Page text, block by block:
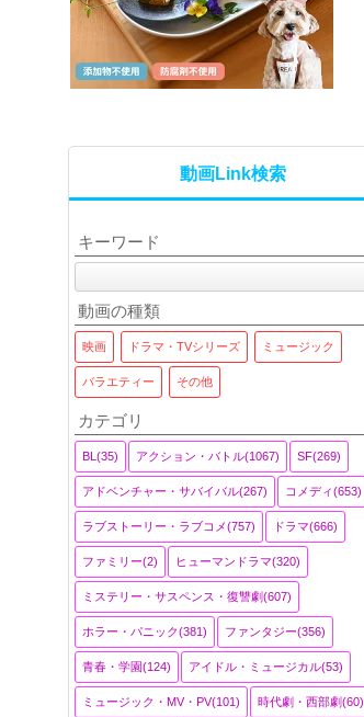
動画Link検索
キーワード
動画の種類
映画 ドラマ・TVシリーズ ミュージック
バラエティー その他
カテゴリ
BL(35) アクション・バトル(1067) SF(269)
アドベンチャー・サバイバル(267) コメディ(653)
ラブストーリー・ラブコメ(757) ドラマ(666)
ファミリー(2) ヒューマンドラマ(320)
ミステリー・サスペンス・復讐劇(607)
ホラー・パニック(381) ファンタジー(356)
青春・学園(124) アイドル・ミュージカル(53)
ミュージック・MV・PV(101) 時代劇・西部劇(60)